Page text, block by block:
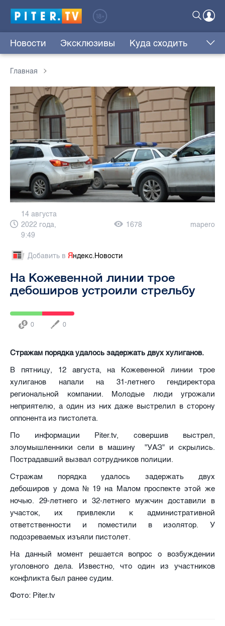
Новости Эксклюзивы Куда сходить
Главная
14 августа
2022 года,
9:49
1678 mapero
Добавить в Яндекс.Новости
На Кожевенной линии трое
дебоширов устроили стрельбу
0 0
Стражам порядка удалось задержать двух хулиганов.
В пятницу, 12 августа, на Кожевенной линии трое
хулиганов напали на 31-летнего гендиректора
региональной компании. Молодые люди угрожали
неприятелю, а один из них даже выстрелил в сторону
оппонента из пистолета.
По информации Piter.tv, совершив выстрел,
злоумышленники сели в машину "УАЗ" и скрылись.
Пострадавший вызвал сотрудников полиции.
Стражам порядка удалось задержать двух
дебоширов у дома № 19 на Малом проспекте этой же
ночью. 29-летнего и 32-летнего мужчин доставили в
участок, их привлекли к административной
ответственности и поместили в изолятор. У
подозреваемых изъяли пистолет.
На данный момент решается вопрос о возбуждении
уголовного дела. Известно, что один из участников
конфликта был ранее судим.
Фото: Piter.tv